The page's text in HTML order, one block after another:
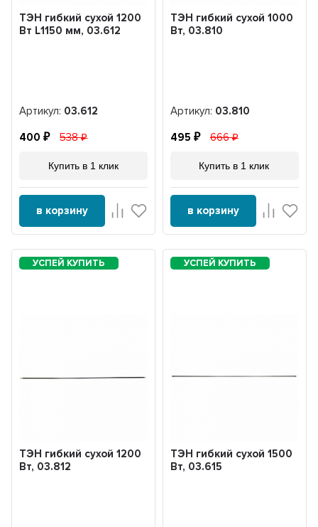
ТЭН гибкий сухой 1200
Вт L1150 мм, 03.612
Артикул: 03.612
400 538
Купить в 1 клик
в корзину
ТЭН гибкий сухой 1000
Вт, 03.810
Артикул: 03.810
495 666
Купить в 1 клик
в корзину
ТЭН гибкий сухой 1200
Вт, 03.812
ТЭН гибкий сухой 1500
Вт, 03.615